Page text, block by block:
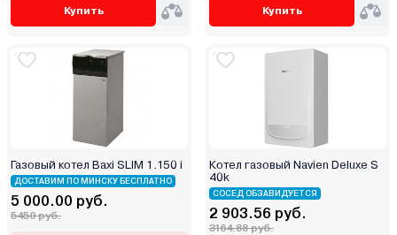
Купить Купить
Газовый котел Baxi SLIM 1.150 i
ДОСТАВИМ ПО МИНСКУ БЕСПЛАТНО
5 000.00 руб.
5450 руб.
Котел газовый Navien Deluxe S
40k
СОСЕД ОБЗАВИДУЕТСЯ
2 903.56 руб.
3164.88 руб.